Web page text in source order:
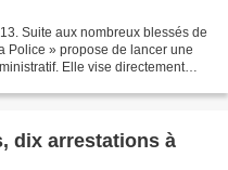
Suite aux nombreux blessés de
Police » propose de lancer une
Elle vise directement
dix arrestations à